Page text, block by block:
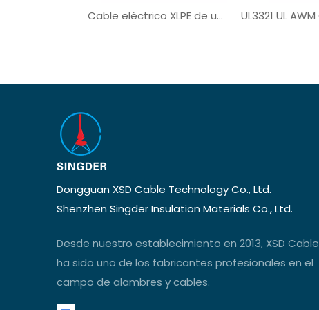
Cable eléctrico XLPE de un solo núcleo UL3321
Dongguan XSD Cable Technology Co., Ltd.
Shenzhen Singder Insulation Materials Co., Ltd.
Desde nuestro establecimiento en 2013, XSD Cable
ha sido uno de los fabricantes profesionales en el
campo de alambres y cables.